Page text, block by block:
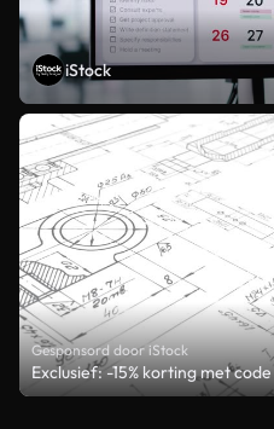
iStock
Gesponsord door iStock
Exclusief: -15% korting met code